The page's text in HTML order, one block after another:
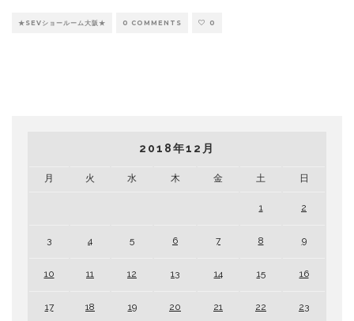
★SEVショールーム大阪★ 0 COMMENTS 0
2018年12月
月 火 水 木 金 土 日
1 2
3 4 5 6 7 8 9
10 11 12 13 14 15 16
17 18 19 20 21 22 23